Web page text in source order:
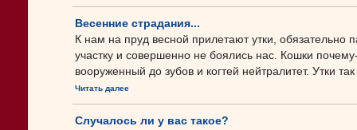
Весенние страдания...
К нам на пруд весной прилетают утки, обязательно
участку и совершенно не боялись нас. Кошки
вооруженный до зубов и когтей нейтралитет. Утки
Читать далее
Случалось ли у вас такое?